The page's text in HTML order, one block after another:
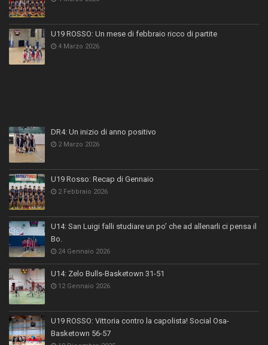
U19 ROSSO: Un mese di febbraio ricco di partite
4 Marzo 2026
DR4: Un inizio di anno positivo
2 Marzo 2026
U19 Rosso: Recap di Gennaio
2 Febbraio 2026
U14: San Luigi falli studiare un po’ che ad allenarli ci pensa il
Bo.
24 Gennaio 2026
U14: Zelo Bulls-Basketown 31-51
12 Gennaio 2026
U19 ROSSO: Vittoria contro la capolista! Social Osa-
Basketown 56-57